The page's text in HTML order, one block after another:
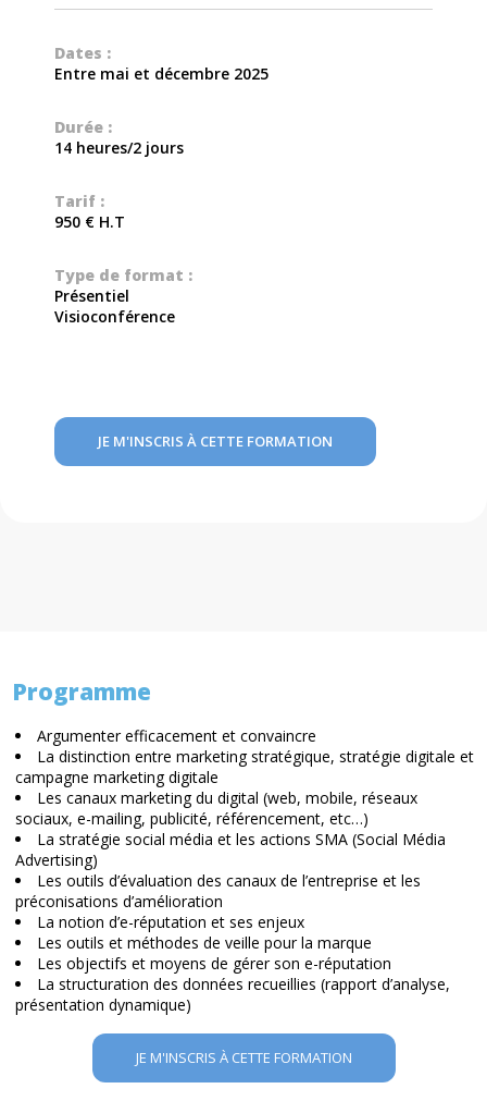
Dates :
Entre mai et décembre 2025
Durée :
14 heures/2 jours
Tarif :
950 € H.T
Type de format :
Présentiel
Visioconférence
JE M'INSCRIS À CETTE FORMATION
Programme
Argumenter efficacement et convaincre
La distinction entre marketing stratégique, stratégie digitale et
campagne marketing digitale
Les canaux marketing du digital (web, mobile, réseaux
sociaux, e-mailing, publicité, référencement, etc…)
La stratégie social média et les actions SMA (Social Média
Advertising)
Les outils d’évaluation des canaux de l’entreprise et les
préconisations d’amélioration
La notion d’e-réputation et ses enjeux
Les outils et méthodes de veille pour la marque
Les objectifs et moyens de gérer son e-réputation
La structuration des données recueillies (rapport d’analyse,
présentation dynamique)
JE M'INSCRIS À CETTE FORMATION